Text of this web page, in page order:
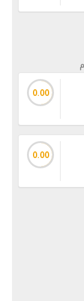
0.00
0.00